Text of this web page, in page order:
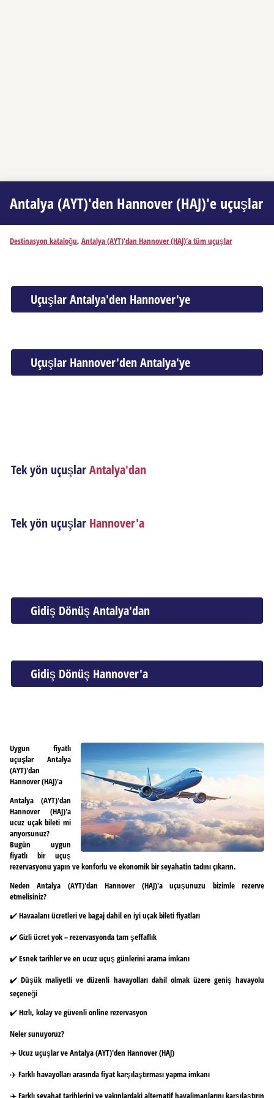
Antalya (AYT)'den Hannover (HAJ)'e uçuşlar
Destinasyon kataloğu, Antalya (AYT)'dan Hannover (HAJ)'a tüm uçuşlar
Uçuşlar Antalya'den Hannover'ye
Uçuşlar Hannover'den Antalya'ye
Tek yön uçuşlarAntalya'dan
Tek yön uçuşlar Hannover'a
Gidiş Dönüş Antalya'dan
Gidiş Dönüş Hannover'a
Uygun fiyatlı
uçuşlar Antalya
(AYT)'dan
Hannover (HAJ)'a
Antalya (AYT)'dan
Hannover (HAJ)'a
ucuz uçak bileti mi
arıyorsunuz?
Bugün uygun
fiyatlı bir uçuş
rezervasyonu yapın ve konforlu ve ekonomik bir seyahatin tadını çıkarın.
Neden Antalya (AYT)'dan Hannover (HAJ)'a uçuşunuzu bizimle rezerve
etmelisiniz?
✔️ Havaalanı ücretleri ve bagaj dahil en iyi uçak bileti fiyatları
✔️ Gizli ücret yok – rezervasyonda tam şeffaflık
✔️ Esnek tarihler ve en ucuz uçuş günlerini arama imkanı
✔️ Düşük maliyetli ve düzenli havayolları dahil olmak üzere geniş havayolu
seçeneği
✔️ Hızlı, kolay ve güvenli online rezervasyon
Neler sunuyoruz?
✈️ Ucuz uçuşlar ve Antalya (AYT)'den Hannover (HAJ)
✈️ Farklı havayolları arasında fiyat karşılaştırması yapma imkanı
✈️ Farklı seyahat tarihlerini ve yakınlardaki alternatif havalimanlarını karşılaştırın